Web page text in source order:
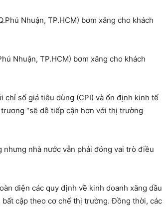
Nhuận, TP.HCM) bơm xăng cho khách
chỉ số giá tiêu dùng (CPI) và ổn định kinh tế
“sẽ dễ tiếp cận hơn với thị trường
nhà nước vẫn phải đóng vai trò điều
diện các quy định về kinh doanh xăng dầu
cập theo cơ chế thị trường. Đồng thời, các